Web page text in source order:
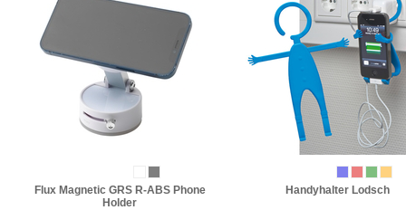
Flux Magnetic GRS R-ABS Phone
Holder
Handyhalter Lodsch